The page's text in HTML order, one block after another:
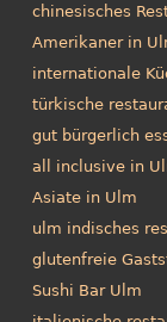
chinesisches
Amerikaner in
internationale
türkische
gut bürgerlich
all inclusive in
Asiate in Ulm
ulm indisches
glutenfreie
Sushi Bar Ulm